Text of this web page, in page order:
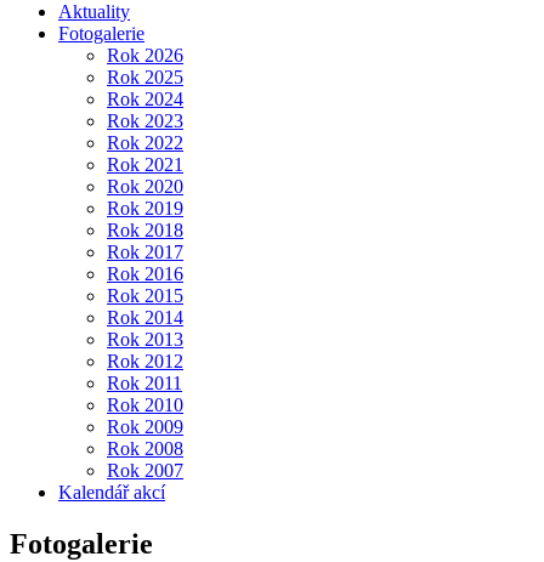
Aktuality
Fotogalerie
Rok 2026
Rok 2025
Rok 2024
Rok 2023
Rok 2022
Rok 2021
Rok 2020
Rok 2019
Rok 2018
Rok 2017
Rok 2016
Rok 2015
Rok 2014
Rok 2013
Rok 2012
Rok 2011
Rok 2010
Rok 2009
Rok 2008
Rok 2007
Kalendář akcí
Fotogalerie